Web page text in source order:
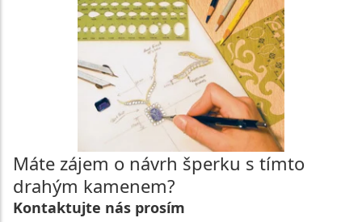
Máte zájem o návrh šperku s tímto
drahým kamenem?
Kontaktujte nás prosím